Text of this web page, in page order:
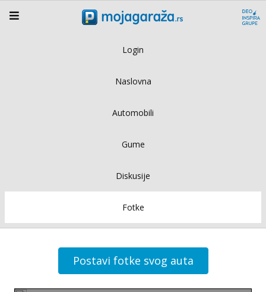
Login
Naslovna
Automobili
Gume
Diskusije
Fotke
Postavi fotke svog auta